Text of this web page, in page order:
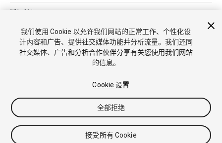
法律条款
隐私政策 Cookie
不要出售或分享我的个人信息
Cookie 偏好
我们使用 Cookie 以允许我们网站的正常工作、个性化设
计内容和广告、提供社交媒体功能并分析流量。我们还同
社交媒体、广告和分析合作伙伴分享有关您使用我们网站
的信息。
Cookie 设置
全部拒绝
接受所有 Cookie